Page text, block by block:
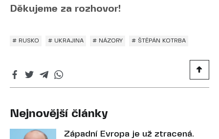
Děkujeme za rozhovor!
# RUSKO # UKRAJINA # NÁZORY # ŠTĚPÁN KOTRBA
Nejnovější články
Západní Evropa je už ztracená.